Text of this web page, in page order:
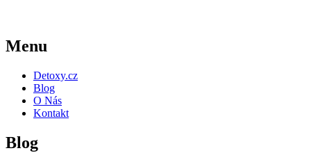
Menu
Detoxy.cz
Blog
O Nás
Kontakt
Blog